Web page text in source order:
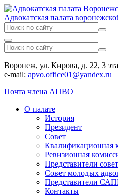
Адвокатская палата
Воронеж, ул. Кирова, д. 22, 3
e-mail: apvo.office01@yandex.ru
Почта члена АПВО
О палате
История
Президент
Совет
Квалификационная
Ревизионная
Представители
Совет молодых
Представители
Контакты